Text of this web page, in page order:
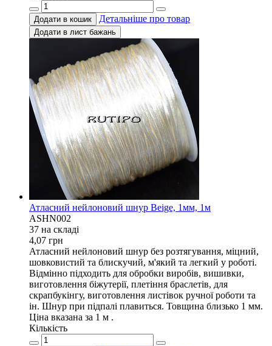
Додати в кошик Детальніше про товар
Додати в лист бажань
Атласний нейлоновий шнур Beige, 1мм, 1м
ASHN002
37 на складi
4,07 грн
Атласний нейлоновий шнур без розтягування, міцний,
шовковистий та блискучий, м'який та легкий у роботі.
Відмінно підходить для обробки виробів, вишивки,
виготовлення біжутерії, плетіння браслетів, для
скрапбукінгу, виготовлення листівок ручної роботи та
ін. Шнур при підпалі плавиться. Товщина близько 1 мм.
Ціна вказана за 1 м .
Кількість